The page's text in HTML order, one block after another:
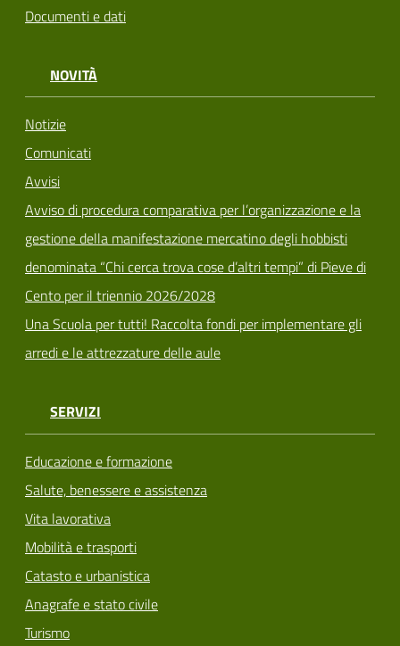
Documenti e dati
NOVITÀ
Notizie
Comunicati
Avvisi
Avviso di procedura comparativa per l’organizzazione e la
gestione della manifestazione mercatino degli hobbisti
denominata “Chi cerca trova cose d’altri tempi” di Pieve di
Cento per il triennio 2026/2028
Una Scuola per tutti! Raccolta fondi per implementare gli
arredi e le attrezzature delle aule
SERVIZI
Educazione e formazione
Salute, benessere e assistenza
Vita lavorativa
Mobilità e trasporti
Catasto e urbanistica
Anagrafe e stato civile
Turismo